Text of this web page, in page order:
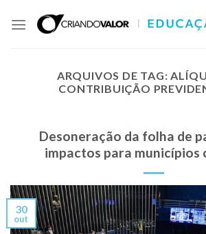
ARQUIVOS DE TAG:
CONTRIBUIÇÃO
Desoneração da folha de
impactos para municípios
30
out